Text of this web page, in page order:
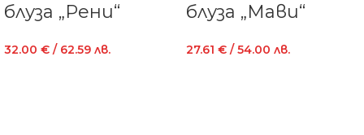
блуза „Рени“
32.00 € / 62.59 лв.
блуза „Мави“
27.61 € / 54.00 лв.